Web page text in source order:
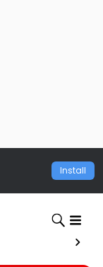
Install